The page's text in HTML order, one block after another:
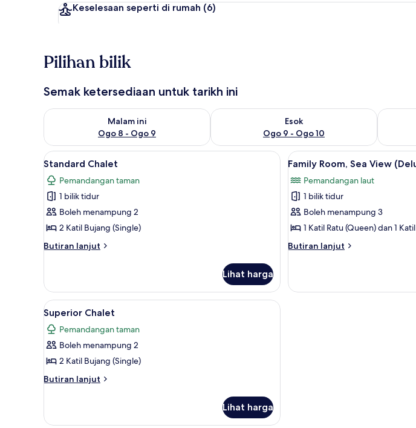
Keselesaan seperti di rumah (6)
Pilihan bilik
Semak ketersediaan untuk tarikh ini
Malam ini
Ogo 8 - Ogo 9
Semak ketersediaan untuk malam ini Ogo 8 - Ogo 9
Esok
Ogo 9 - Ogo 10
Semak ketersediaan untuk esok Ogo 9 - Ogo 10
Semak
Lihat
semua
foto
untuk
Standard
Chalet
Standard Chalet | Meja, cadar katil
7
Standard Chalet
Pemandangan taman
1 bilik tidur
Boleh menampung 2
2 Katil Bujang (Single)
Butiran lanjut
Butiran
Chalet
Lihat harga
Lihat
semua
foto
untuk
Family
Room,
Sea
View
5
Family Room, Sea View
Pemandangan laut
1 bilik tidur
Boleh menampung 3
1 Katil Ratu (Queen) dan 1
Butiran lanjut
Butiran
Room,
Lihat
semua
foto
untuk
Superior
Chalet
Superior Chalet | Meja, cadar katil
6
Superior Chalet
Pemandangan taman
Boleh menampung 2
2 Katil Bujang (Single)
Butiran lanjut
Butiran
Chalet
Lihat harga